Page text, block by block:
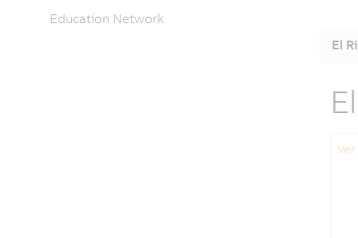
El
Education Network